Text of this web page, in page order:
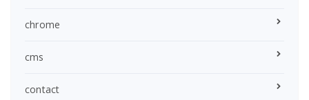
chrome
cms
contact